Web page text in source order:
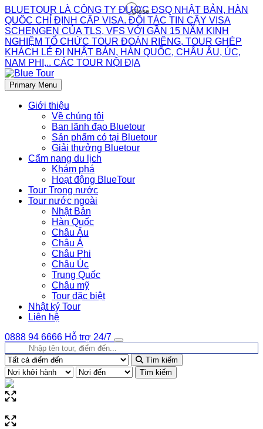
BLUETOUR LÀ CÔNG TY ĐƯỢC ĐSQ NHẬT BẢN, HÀN
QUỐC CHỈ ĐỊNH CẤP VISA. ĐỐI TÁC TIN CẬY VISA
SCHENGEN CỦA TLS, VFS VỚI GẦN 15 NĂM KINH
NGHIỆM TỔ CHỨC TOUR ĐOÀN RIÊNG, TOUR GHÉP
KHÁCH LẺ ĐI NHẬT BẢN, HÀN QUỐC, CHÂU ÂU, ÚC,
NAM PHI,.. CÁC TOUR NỘI ĐỊA
Primary Menu
Giới thiệu
Về chúng tôi
Ban lãnh đạo Bluetour
Sản phẩm có tại Bluetour
Giải thưởng Bluetour
Cẩm nang du lịch
Khám phá
Hoạt động BlueTour
Tour Trong nước
Tour nước ngoài
Nhật Bản
Hàn Quốc
Châu Âu
Châu Á
Châu Phi
Châu Úc
Trung Quốc
Châu mỹ
Tour đặc biệt
Nhật ký Tour
Liên hệ
0888 94 6666 Hỗ trợ 24/7
Tìm kiếm
Tìm kiếm
Close